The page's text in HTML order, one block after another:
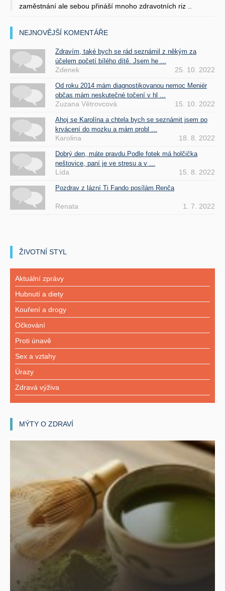
zaměstnání ale sebou přináší mnoho zdravotních riz ..
NEJNOVĚJŠÍ KOMENTÁŘE
Zdravím, také bych se rád seznámil z někým za
účelem početí bílého dítě. Jsem he ...
Zdenek 25. 10. 2022
Od roku 2014 mám diagnostikovanou nemoc Meniér
občas mám neskutečné točení v hl ...
Zuzana Větrovcová 15. 10. 2022
Ahoj se Karolína a chtela bych se seznámit jsem po
krvácení do mozku a mám probl ...
Karolina 18. 8. 2022
Dobrý den, máte pravdu.Podle fotek má holčička
neštovice, paní je ve stresu a v ...
Lída 15. 8. 2022
Pozdrav z lázní Ti Fando posílám Renča
Renata 1. 7. 2022
ŽIVOTNÍ STYL
Aktuální zprávy
Hubnutí a diety
Kouření a drogy
Očkování
Proti únavě
Sex a vztahy
Úrazy
Zdravá výživa
MÝTY O ZDRAVÍ